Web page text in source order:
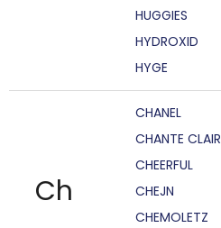
HUGGIES
HYDROXID
HYGE
Ch
CHANEL
CHANTE CLAIR
CHEERFUL
CHEJN
CHEMOLETZ